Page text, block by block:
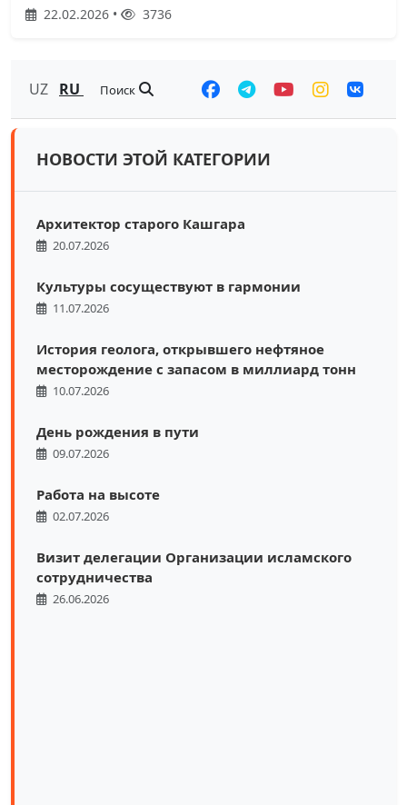
22.02.2026 • 3736
UZ RU Поиск
НОВОСТИ ЭТОЙ КАТЕГОРИИ
Архитектор старого Кашгара
20.07.2026
Культуры сосуществуют в гармонии
11.07.2026
История геолога, открывшего нефтяное
месторождение с запасом в миллиард тонн
10.07.2026
День рождения в пути
09.07.2026
Работа на высоте
02.07.2026
Визит делегации Организации исламского
сотрудничества
26.06.2026